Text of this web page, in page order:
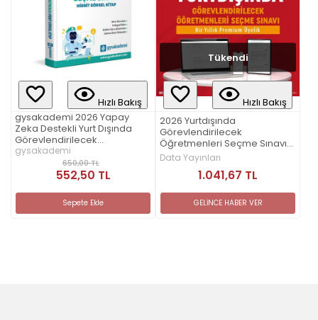
Hızlı Bakış
gysakademi 2026 Yapay
Zeka Destekli Yurt Dışında
Görevlendirilecek
Öğretmenleri Seçme Sınavı
Görsel Hibrit Kitap
gysakademi
650,00 TL
552,50 TL
Sepete Ekle
Tükendi
Hızlı Bakış
2026 Yurtdışında
Görevlendirilecek
Öğretmenleri Seçme Sınavı
Dijital Eğitim Platformu
(www.gysakademi.com 1
Yıllık Premium)
Data Yayınları
1.041,67 TL
GELİNCE HABER VER